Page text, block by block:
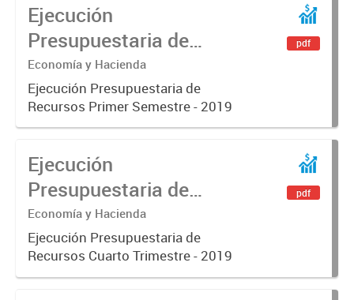
Ejecución
Presupuestaria de
Recursos Primer
Semestre - 2019
Economía y Hacienda
Ejecución Presupuestaria de
Recursos Primer Semestre - 2019
pdf
Ejecución
Presupuestaria de
Recursos Cuarto
Trimestre - 2019
Economía y Hacienda
Ejecución Presupuestaria de
Recursos Cuarto Trimestre - 2019
pdf